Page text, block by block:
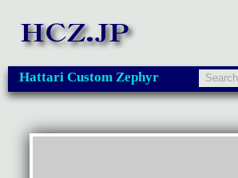
Hattari Custom Zephyr